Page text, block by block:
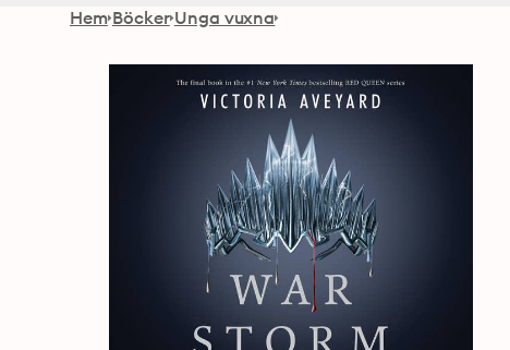
Hem Böcker Unga vuxna